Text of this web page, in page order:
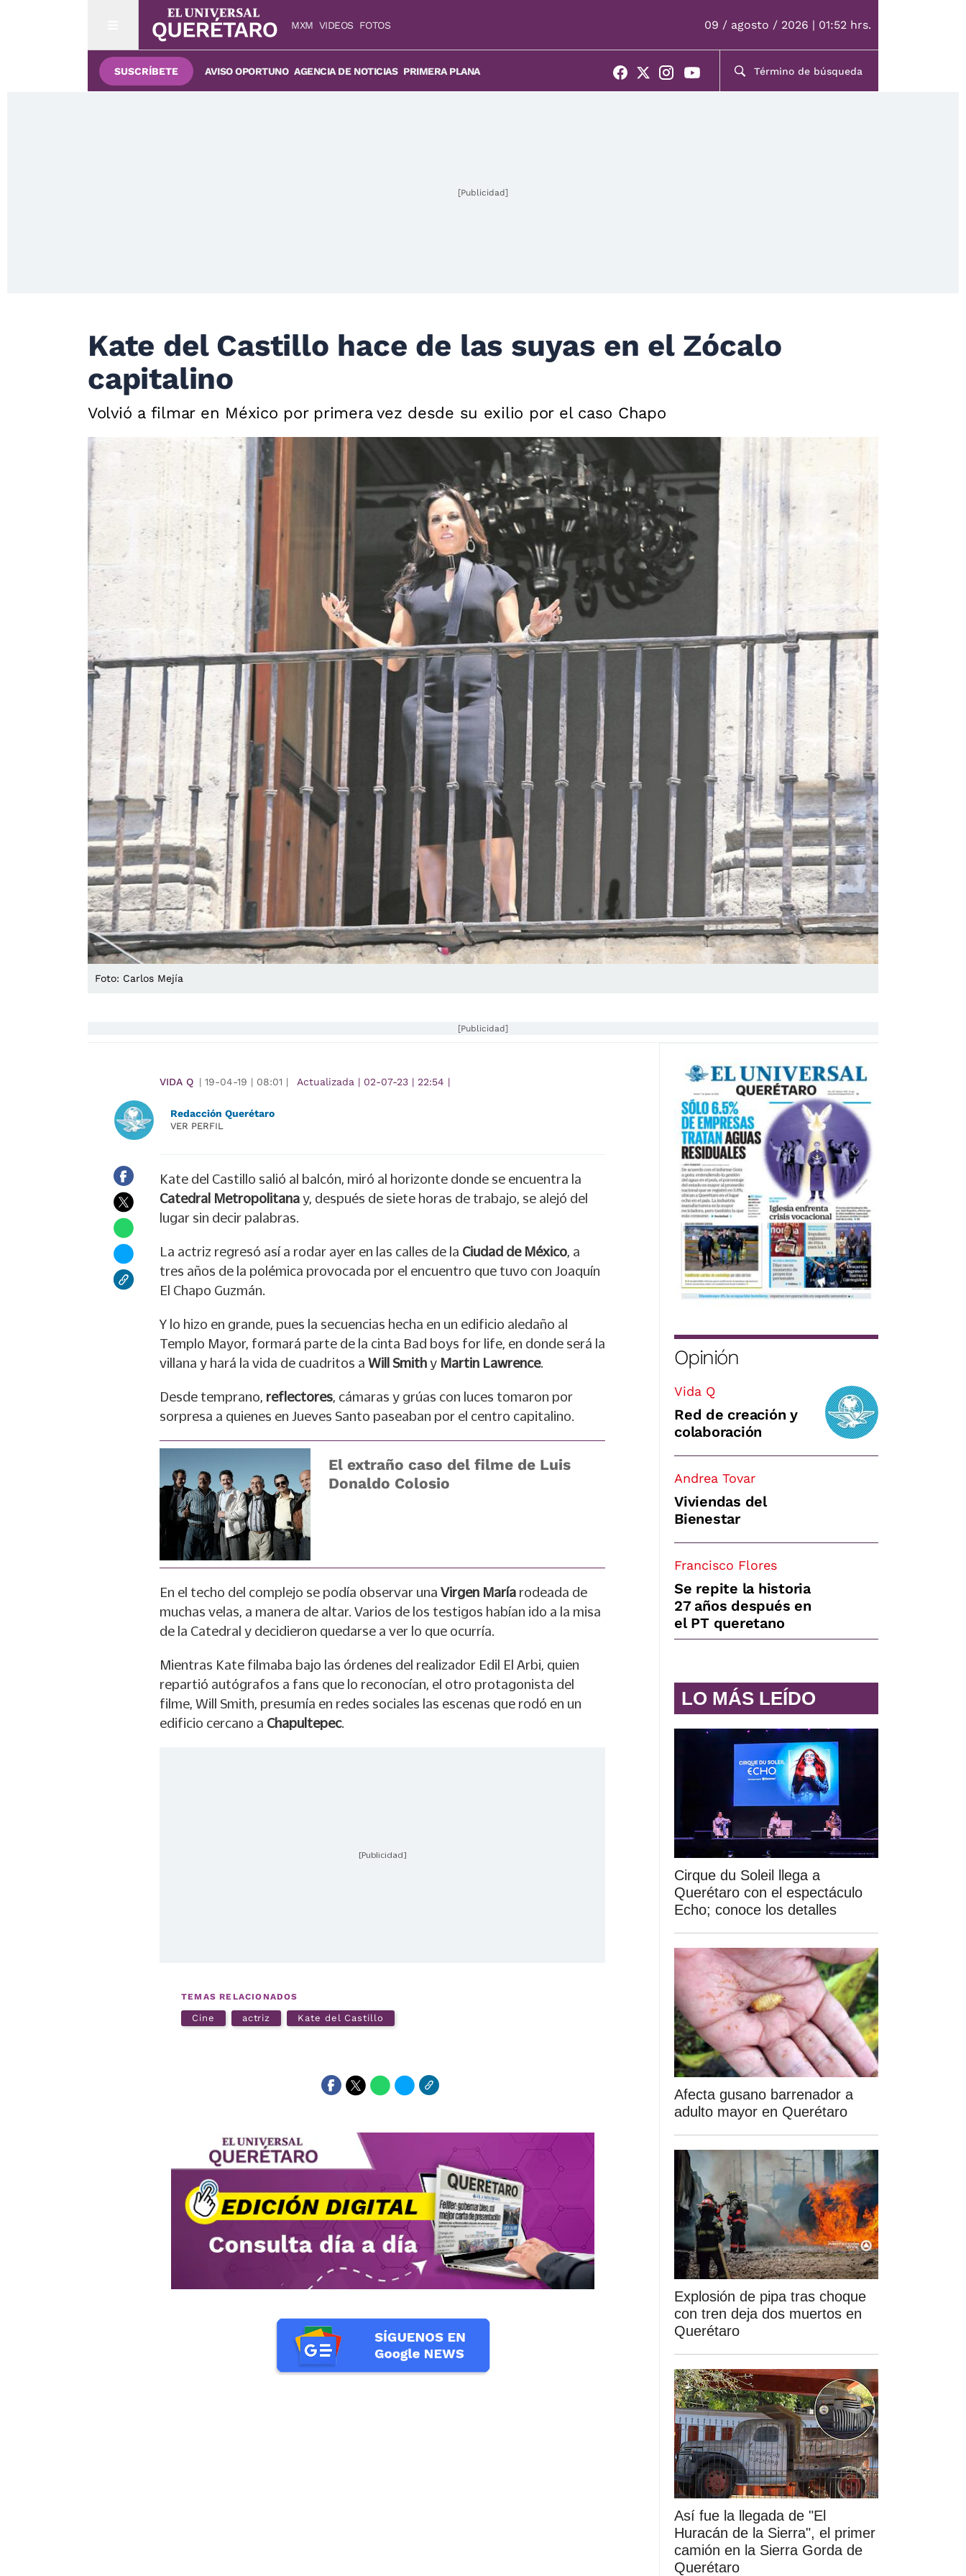
MXM VIDEOS FOTOS 09 / agosto / 2026 | 01:52 hrs.
SUSCRÍBETE AVISO OPORTUNO AGENCIA DE NOTICIAS PRIMERA PLANA
[Publicidad]
Kate del Castillo hace de las suyas en el Zócalo
capitalino
Volvió a filmar en México por primera vez desde su exilio por el caso Chapo
Foto: Carlos Mejía
[Publicidad]
VIDA Q | 19-04-19 | 08:01 | Actualizada | 02-07-23 | 22:54 |
Redacción Querétaro
VER PERFIL
Kate del Castillo salió al balcón, miró al horizonte donde se encuentra la
Catedral Metropolitana y, después de siete horas de trabajo, se alejó del
lugar sin decir palabras.
La actriz regresó así a rodar ayer en las calles de la Ciudad de México, a
tres años de la polémica provocada por el encuentro que tuvo con Joaquín
El Chapo Guzmán.
Y lo hizo en grande, pues la secuencias hecha en un edificio aledaño al
Templo Mayor, formará parte de la cinta Bad boys for life, en donde será la
villana y hará la vida de cuadritos a Will Smith y Martin Lawrence.
Desde temprano, reflectores, cámaras y grúas con luces tomaron por
sorpresa a quienes en Jueves Santo paseaban por el centro capitalino.
El extraño caso del filme de Luis
Donaldo Colosio
En el techo del complejo se podía observar una Virgen María rodeada de
muchas velas, a manera de altar. Varios de los testigos habían ido a la misa
de la Catedral y decidieron quedarse a ver lo que ocurría.
Mientras Kate filmaba bajo las órdenes del realizador Edil El Arbi, quien
repartió autógrafos a fans que lo reconocían, el otro protagonista del
filme, Will Smith, presumía en redes sociales las escenas que rodó en un
edificio cercano a Chapultepec.
[Publicidad]
TEMAS RELACIONADOS
Cine actriz Kate del Castillo
Opinión
Vida Q
Red de creación y
colaboración
Andrea Tovar
Viviendas del
Bienestar
Francisco Flores
Se repite la historia
27 años después en
el PT queretano
LO MÁS LEÍDO
Cirque du Soleil llega a
Querétaro con el espectáculo
Echo; conoce los detalles
Afecta gusano barrenador a
adulto mayor en Querétaro
Explosión de pipa tras choque
con tren deja dos muertos en
Querétaro
Así fue la llegada de "El
Huracán de la Sierra", el primer
camión en la Sierra Gorda de
Querétaro